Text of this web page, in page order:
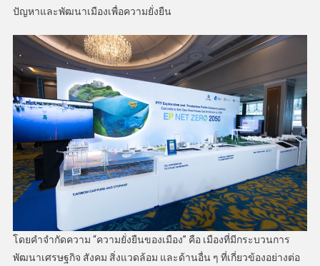
ปัญหาและพัฒนาเมืองเพื่อความยั่งยืน
โดยคำจำกัดความ “ความยั่งยืนของเมือง” คือ เมืองที่มีกระบวนการ
พัฒนาเศรษฐกิจ สังคม สิ่งแวดล้อม และด้านอื่น ๆ ที่เกี่ยวข้องอย่างต่อ